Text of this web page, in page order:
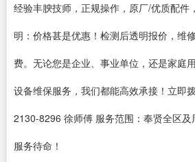
经验丰腴技师，正规操作，原厂/优质配件
明：价格甚是优惠！检测后透明报价，维
费。无论您是企业、事业单位，还是家庭
设备维保服务，我们都能高效承接！立即
2130-8296 徐师傅 服务范围：奉贤全区
服务待命！